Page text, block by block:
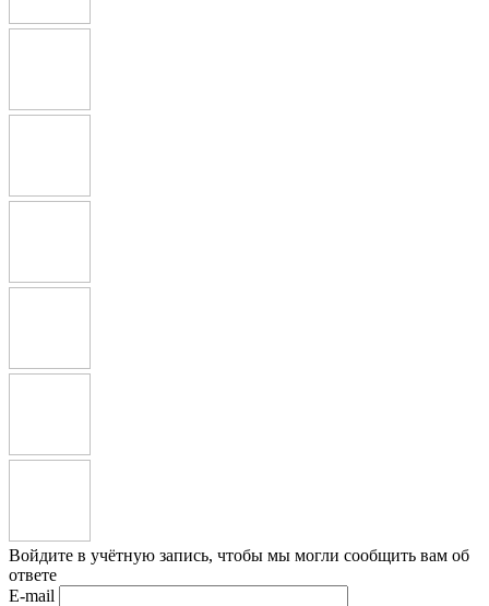
Войдите в учётную запись, чтобы мы могли сообщить вам об
ответе
E-mail